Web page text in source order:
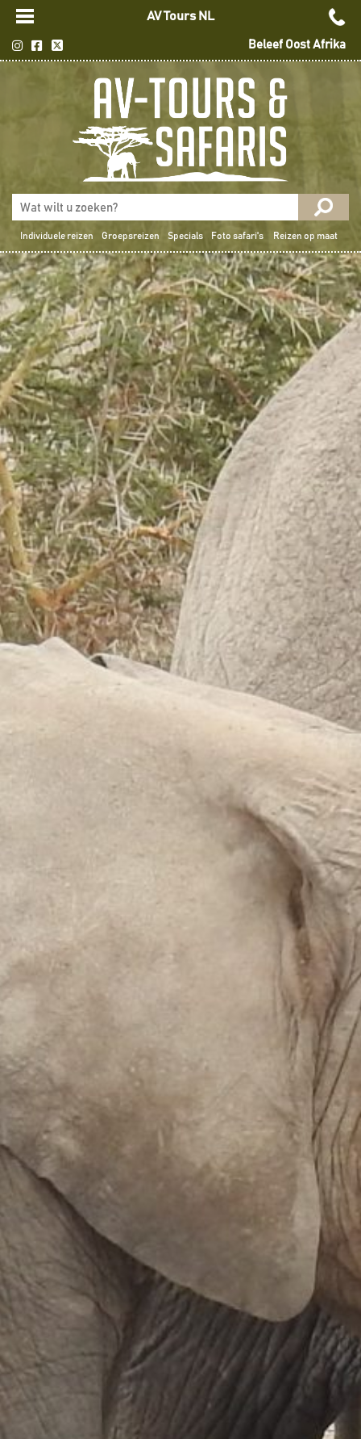
AV Tours NL
Beleef Oost Afrika
Individuele reizen Groepsreizen Specials Foto safari's Reizen op maat